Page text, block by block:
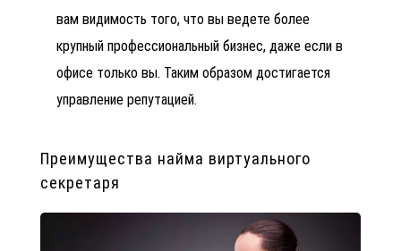
вам видимость того, что вы ведете более
крупный профессиональный бизнес, даже если в
офисе только вы. Таким образом достигается
управление репутацией.
Преимущества найма виртуального
секретаря